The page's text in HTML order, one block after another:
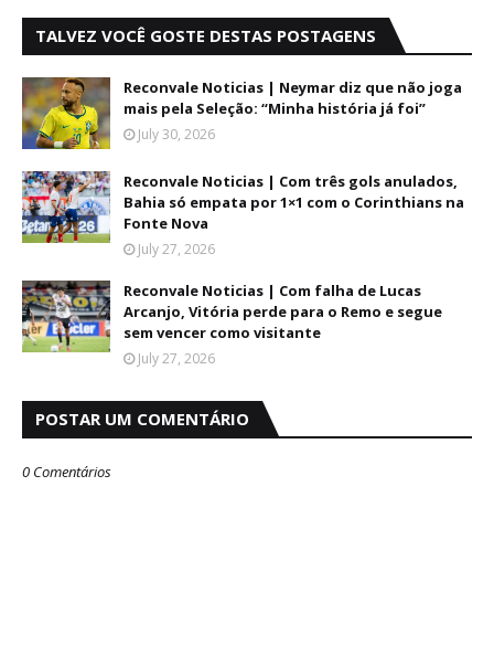
TALVEZ VOCÊ GOSTE DESTAS POSTAGENS
Reconvale Noticias | Neymar diz que não joga
mais pela Seleção: “Minha história já foi”
July 30, 2026
Reconvale Noticias | Com três gols anulados,
Bahia só empata por 1×1 com o Corinthians na
Fonte Nova
July 27, 2026
Reconvale Noticias | Com falha de Lucas
Arcanjo, Vitória perde para o Remo e segue
sem vencer como visitante
July 27, 2026
POSTAR UM COMENTÁRIO
0 Comentários